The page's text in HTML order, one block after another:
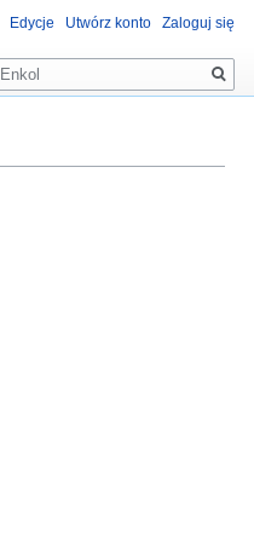
Edycje Utwórz konto Zaloguj się